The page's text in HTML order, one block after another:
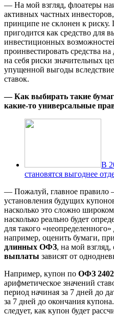
— На мой взгляд, флоатеры
активных частных
принципе не склонен к
пригодится как средство для
инвестиционных
проинвестировать средства
на себя риски значительных
упущенной выгоды
ставок.
— Как выбирать такие
какие-то универсальные
В
становятся выгоднее
— Пожалуй, главное правило
установления будущих
насколько это сложно
насколько реально будет
для такого
например, оценить бумаги,
длинных ОФЗ, на мой
выплаты зависят от
Например, купон по ОФЗ
арифметическое значений
период начиная за 7 дней до
за 7 дней до окончания
следует, как купон будет